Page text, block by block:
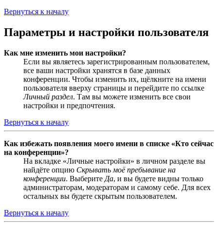
Вернуться к началу
Параметры и настройки пользователя
Как мне изменить мои настройки?
Если вы являетесь зарегистрированным пользователем,
все ваши настройки хранятся в базе данных
конференции. Чтобы изменить их, щёлкните на имени
пользователя вверху страницы и перейдите по ссылке
Личный раздел. Там вы можете изменить все свои
настройки и предпочтения.
Вернуться к началу
Как избежать появления моего имени в списке «Кто сейчас
на конференции»?
На вкладке «Личные настройки» в личном разделе вы
найдёте опцию Скрывать моё пребывание на
конференции. Выберите Да, и вы будете видны только
администраторам, модераторам и самому себе. Для всех
остальных вы будете скрытым пользователем.
Вернуться к началу